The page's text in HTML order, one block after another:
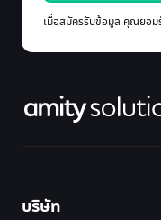
เมื่อสมัครรับข้อมูล คุณยอม
บริษัท